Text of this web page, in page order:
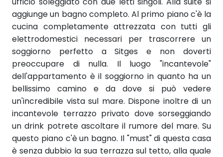
aggiunge un bagno completo. Al primo piano c'è la
cucina completamente attrezzata con tutti gli
elettrodomestici necessari per trascorrere un
soggiorno perfetto a Sitges e non doverti
preoccupare di nulla. Il luogo "incantevole"
dell'appartamento è il soggiorno in quanto ha un
bellissimo camino e da dove si può vedere
un'incredibile vista sul mare. Dispone inoltre di un
incantevole terrazzo privato dove sorseggiando
un drink potrete ascoltare il rumore del mare. Su
questo piano c'è un bagno. Il "must" di questa casa
è senza dubbio la sua terrazza sul tetto, alla quale